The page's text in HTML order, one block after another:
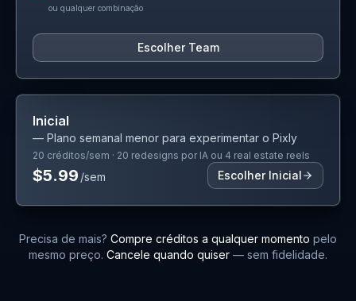
ou qualquer combinação
Escolher Team
Inicial
— Plano semanal menor para experimentar o Pixly
20 créditos/sem · 20 redesigns por IA ou 4 real estate reels
$5.99 /sem Escolher Inicial
Precisa de mais? Compre créditos a qualquer momento pelo
mesmo preço. Cancele quando quiser — sem fidelidade.